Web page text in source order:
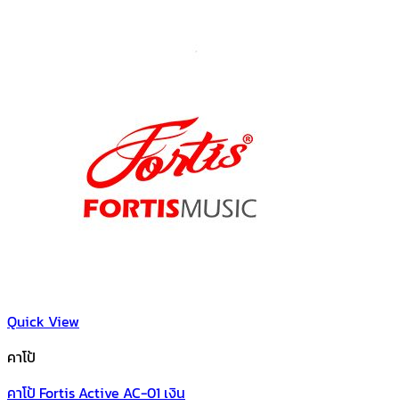
Quick View
คาโป้
คาโป้ Fortis Active AC-01 เงิน